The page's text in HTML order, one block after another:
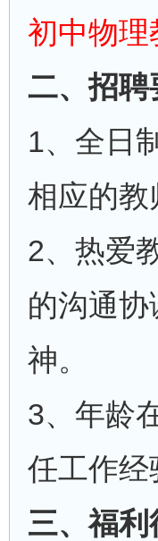
初中物理
二、招聘
1、全日
相应的教
2、热爱
的沟通
神。
3、年龄
任工作经
三、福利